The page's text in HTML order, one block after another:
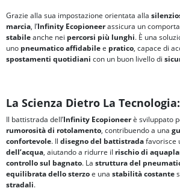
Grazie alla sua impostazione orientata alla
marcia, l’Infinity Ecopioneerassicura un
stabileanche nei percorsi più lunghi. È una
uno pneumatico affidabilee pratico, capace di
spostamenti quotidiani con un buon livello di
La Scienza Dietro La Tecnologia:
Il battistrada dell’Infinity Ecopioneerè sviluppato
rumorosità di rotolamento, contribuendo a una
confortevole. Il disegno del battistradafavorisce
dell’acqua, aiutando a ridurre il rischio di
controllo sul bagnato. La struttura del
equilibrata dello sterzoe una stabilità costante
stradali.